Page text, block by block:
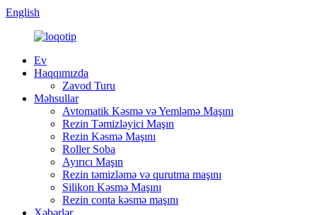
English
Ev
Haqqımızda
Zavod Turu
Məhsullar
Avtomatik Kəsmə və Yemləmə Maşını
Rezin Təmizləyici Maşın
Rezin Kəsmə Maşını
Roller Soba
Ayırıcı Maşın
Rezin təmizləmə və qurutma maşını
Silikon Kəsmə Maşını
Rezin conta kəsmə maşını
Xəbərlər